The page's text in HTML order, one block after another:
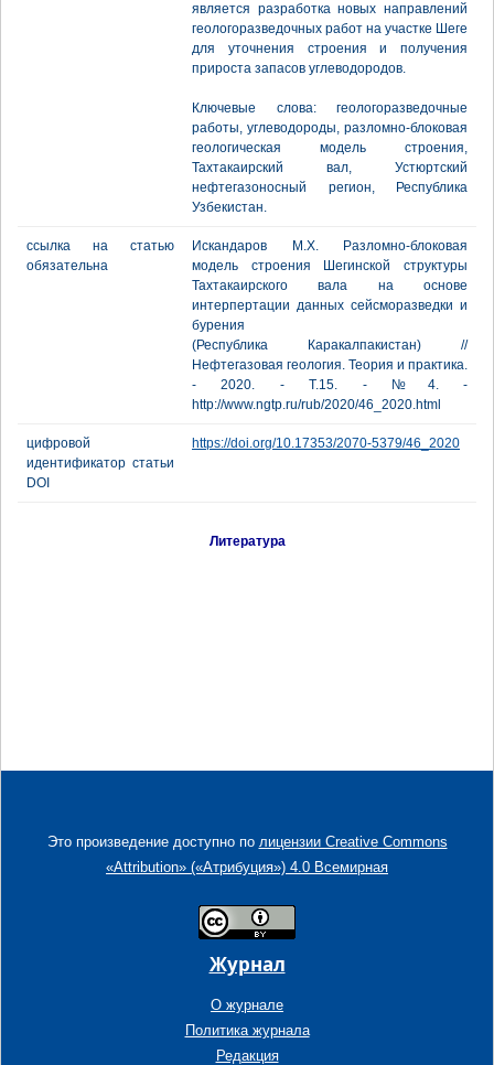
является разработка новых направлений
геологоразведочных работ на участке Шеге
для уточнения строения и получения
прироста запасов углеводородов.
Ключевые слова: геологоразведочные
работы, углеводороды, разломно-блоковая
геологическая модель строения,
Тахтакаирский вал, Устюртский
нефтегазоносный регион, Республика
Узбекистан.
ссылка на статью
обязательна
Искандаров М.Х. Разломно-блоковая
модель строения Шегинской структуры
Тахтакаирского вала на основе
интерпертации данных сейсморазведки и
бурения
(Республика Каракалпакистан) //
Нефтегазовая геология. Теория и практика.
- 2020. - Т.15. - №4. -
http://www.ngtp.ru/rub/2020/46_2020.html
цифровой
идентификатор статьи
DOI
https://doi.org/10.17353/2070-5379/46_2020
Литература
Это произведение доступно по лицензии Creative Commons
«Attribution» («Атрибуция») 4.0 Всемирная
Журнал
О журнале
Политика журнала
Редакция